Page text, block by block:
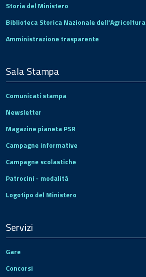
Storia del Ministero
Biblioteca Storica Nazionale dell'Agricoltura
Amministrazione trasparente
Sala Stampa
Comunicati stampa
Newsletter
Magazine pianeta PSR
Campagne informative
Campagne scolastiche
Patrocini - modalità
Logotipo del Ministero
Servizi
Gare
Concorsi